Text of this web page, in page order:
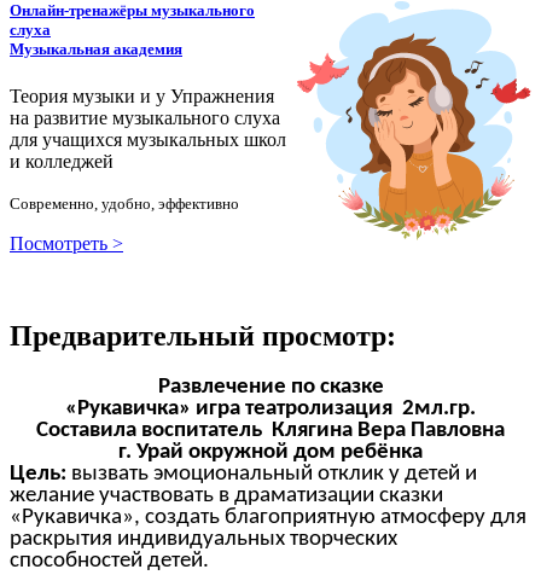
Онлайн-тренажёры музыкального
слуха
Музыкальная академия
Теория музыки и у Упражнения
на развитие музыкального слуха
для учащихся музыкальных школ
и колледжей
Современно, удобно, эффективно
Посмотреть >
Предварительный просмотр:
Развлечение по сказке
«Рукавичка» игра театролизация 2мл.гр.
Составила воспитатель Клягина Вера Павловна
г. Урай окружной дом ребёнка
Цель: вызвать эмоциональный отклик у детей и
желание участвовать в драматизации сказки
«Рукавичка», создать благоприятную атмосферу для
раскрытия индивидуальных творческих
способностей детей.